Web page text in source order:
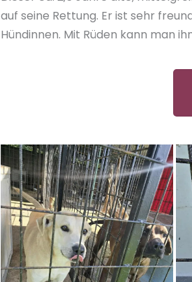
auf seine Rettung. Er ist sehr
Hündinnen. Mit Rüden kann man